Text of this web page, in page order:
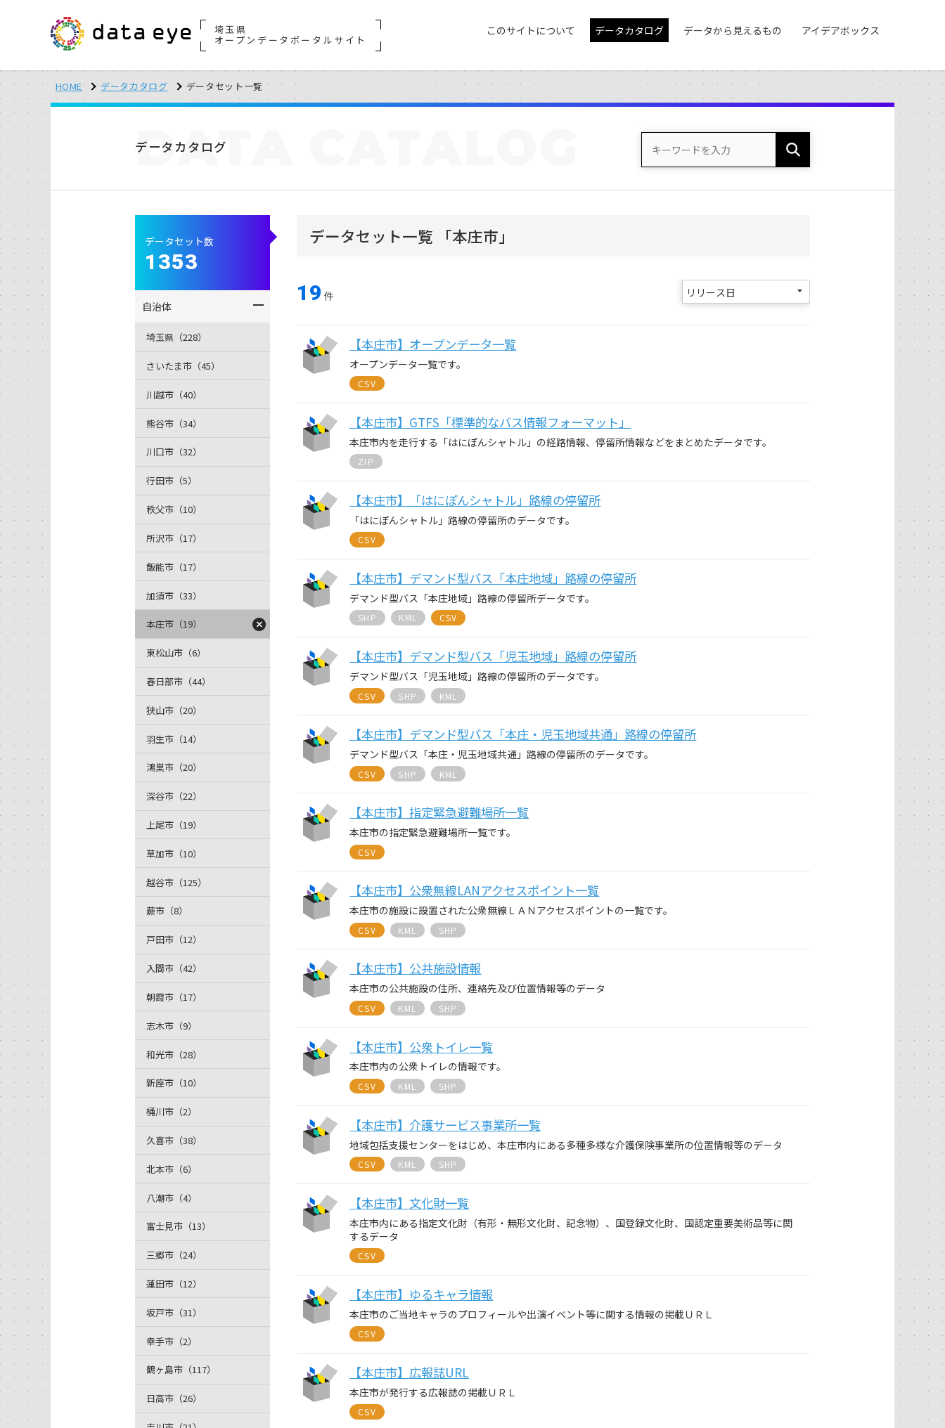
埼玉県
オープンデータポータルサイト
このサイトについて データカタログ データから見えるもの アイデアボックス
HOME データカタログ データセット一覧
データカタログ
DATA
データセット一覧 「本庄市」
19 件
【本庄市】オープンデータ一覧
オープンデータ一覧です。
CSV
【本庄市】GTFS「標準的なバス情報フォーマット」
本庄市内を走行する「はにぽんシャトル」の経路情報、停留所情報などをまとめたデータです。
ZIP
【本庄市】「はにぽんシャトル」路線の停留所
「はにぽんシャトル」路線の停留所のデータです。
CSV
【本庄市】デマンド型バス「本庄地域」路線の停留所
デマンド型バス「本庄地域」路線の停留所データです。
SHP KML CSV
【本庄市】デマンド型バス「児玉地域」路線の停留所
デマンド型バス「児玉地域」路線の停留所のデータです。
CSV SHP KML
【本庄市】デマンド型バス「本庄・児玉地域共通」路線の停留所
デマンド型バス「本庄・児玉地域共通」路線の停留所のデータです。
CSV SHP KML
【本庄市】指定緊急避難場所一覧
本庄市の指定緊急避難場所一覧です。
CSV
【本庄市】公衆無線LANアクセスポイント一覧
本庄市の施設に設置された公衆無線ＬＡＮアクセスポイントの一覧です。
CSV KML SHP
【本庄市】公共施設情報
本庄市の公共施設の住所、連絡先及び位置情報等のデータ
CSV KML SHP
【本庄市】公衆トイレ一覧
本庄市内の公衆トイレの情報です。
CSV KML SHP
【本庄市】介護サービス事業所一覧
地域包括支援センターをはじめ、本庄市内にある多種多様な介護保険事業所の位置情報等のデータ
CSV KML SHP
【本庄市】文化財一覧
本庄市内にある指定文化財（有形・無形文化財、記念物）、国登録文化財、国認定重要美術品等に関
するデータ
CSV
【本庄市】ゆるキャラ情報
本庄市のご当地キャラのプロフィールや出演イベント等に関する情報の掲載ＵＲＬ
CSV
【本庄市】広報誌URL
本庄市が発行する広報誌の掲載ＵＲＬ
CSV
データセット数
1353
自治体
埼玉県（228）
さいたま市（45）
川越市（40）
熊谷市（34）
川口市（32）
行田市（5）
秩父市（10）
所沢市（17）
飯能市（17）
加須市（33）
本庄市（19）
東松山市（6）
春日部市（44）
狭山市（20）
羽生市（14）
鴻巣市（20）
深谷市（22）
上尾市（19）
草加市（10）
越谷市（125）
蕨市（8）
戸田市（12）
入間市（42）
朝霞市（17）
志木市（9）
和光市（28）
新座市（10）
桶川市（2）
久喜市（38）
北本市（6）
八潮市（4）
富士見市（13）
三郷市（24）
蓮田市（12）
坂戸市（31）
幸手市（2）
鶴ヶ島市（117）
日高市（26）